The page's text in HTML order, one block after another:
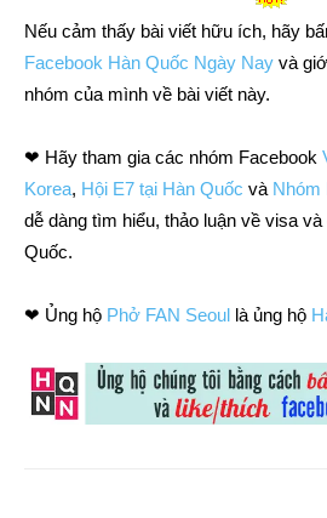
Nếu cảm thấy bài viết hữu ích, hãy
Facebook Hàn Quốc Ngày Nay và
nhóm của mình về bài viết này.
❤ Hãy tham gia các nhóm Facebook
Korea, Hội E7 tại Hàn Quốc và Nhóm
dễ dàng tìm hiểu, thảo luận về visa
Quốc.
❤ Ủng hộ Phở FAN Seoul là ủng hộ